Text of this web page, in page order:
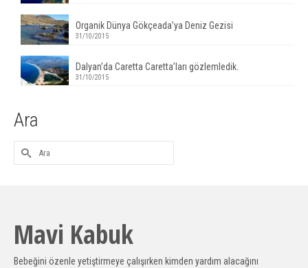
Organik Dünya Gökçeada’ya Deniz Gezisi
31/10/2015
Dalyan’da Caretta Caretta’ları gözlemledik.
31/10/2015
Ara
Mavi Kabuk
Bebeğini özenle yetiştirmeye çalışırken kimden yardım alacağını